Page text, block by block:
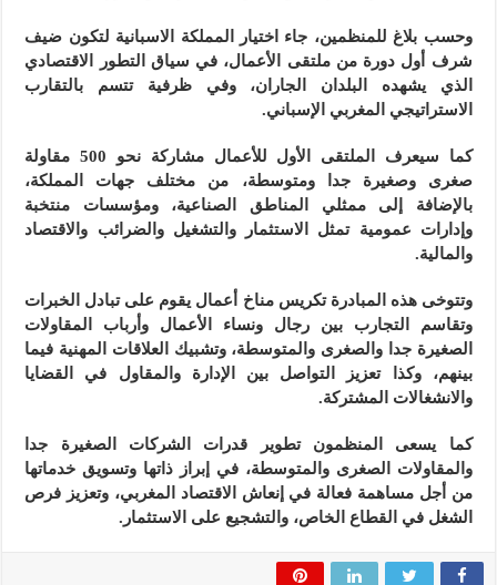
وحسب بلاغ للمنظمين، جاء اختيار المملكة الاسبانية لتكون ضيف
شرف أول دورة من ملتقى الأعمال، في سياق التطور الاقتصادي
الذي يشهده البلدان الجاران، وفي ظرفية تتسم بالتقارب
الاستراتيجي المغربي الإسباني.
كما سيعرف الملتقى الأول للأعمال مشاركة نحو 500 مقاولة
صغرى وصغيرة جدا ومتوسطة، من مختلف جهات المملكة،
بالإضافة إلى ممثلي المناطق الصناعية، ومؤسسات منتخبة
وإدارات عمومية تمثل الاستثمار والتشغيل والضرائب والاقتصاد
والمالية.
وتتوخى هذه المبادرة تكريس مناخ أعمال يقوم على تبادل الخبرات
وتقاسم التجارب بين رجال ونساء الأعمال وأرباب المقاولات
الصغيرة جدا والصغرى والمتوسطة، وتشبيك العلاقات المهنية فيما
بينهم، وكذا تعزيز التواصل بين الإدارة والمقاول في القضايا
والانشغالات المشتركة.
كما يسعى المنظمون تطوير قدرات الشركات الصغيرة جدا
والمقاولات الصغرى والمتوسطة، في إبراز ذاتها وتسويق خدماتها
من أجل مساهمة فعالة في إنعاش الاقتصاد المغربي، وتعزيز فرص
الشغل في القطاع الخاص، والتشجيع على الاستثمار.